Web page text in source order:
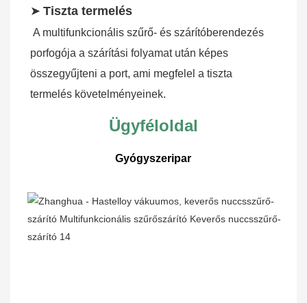
➤ Tiszta termelés
A multifunkcionális szűrő- és szárítóberendezés
porfogója a szárítási folyamat után képes
összegyűjteni a port, ami megfelel a tiszta
termelés követelményeinek.
Ügyféloldal
Gyógyszeripar